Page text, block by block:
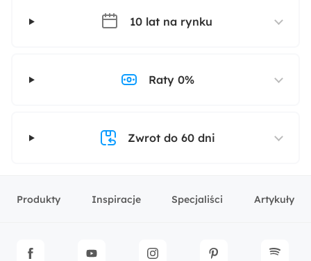
10 lat na rynku
Raty 0%
Zwrot do 60 dni
Produkty Inspiracje Specjaliści Artykuły